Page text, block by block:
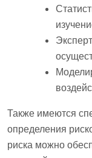
Также имеются
определения
риска можно